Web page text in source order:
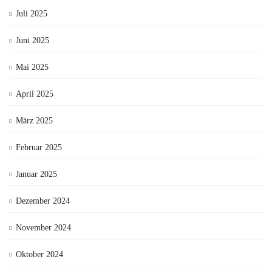
Juli 2025
Juni 2025
Mai 2025
April 2025
März 2025
Februar 2025
Januar 2025
Dezember 2024
November 2024
Oktober 2024